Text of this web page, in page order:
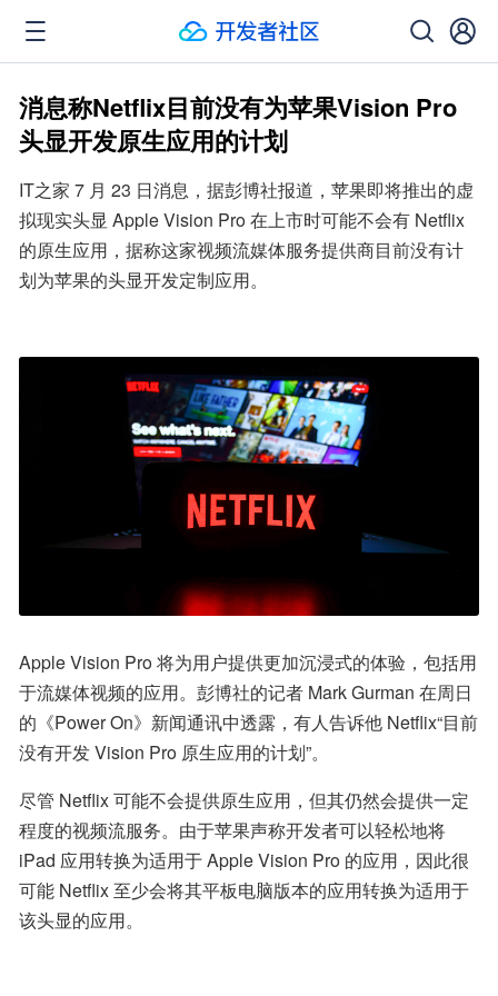
消息称Netflix目前没有为苹果Vision Pro
头显开发原生应用的计划
IT之家 7 月 23 日消息，据彭博社报道，苹果即将推出的虚
拟现实头显 Apple Vision Pro 在上市时可能不会有 Netflix
的原生应用，据称这家视频流媒体服务提供商目前没有计
划为苹果的头显开发定制应用。
Apple Vision Pro 将为用户提供更加沉浸式的体验，包括用
于流媒体视频的应用。彭博社的记者 Mark Gurman 在周日
的《Power On》新闻通讯中透露，有人告诉他 Netflix“目前
没有开发 Vision Pro 原生应用的计划”。
尽管 Netflix 可能不会提供原生应用，但其仍然会提供一定
程度的视频流服务。由于苹果声称开发者可以轻松地将
iPad 应用转换为适用于 Apple Vision Pro 的应用，因此很
可能 Netflix 至少会将其平板电脑版本的应用转换为适用于
该头显的应用。